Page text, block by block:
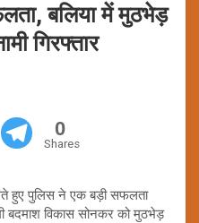
बलिया में मुठभेड़
गिरफ्तार
0
Shares
हुए पुलिस ने एक बड़ी सफलता
बदमाश विकास सोनकर को मुठभेड़